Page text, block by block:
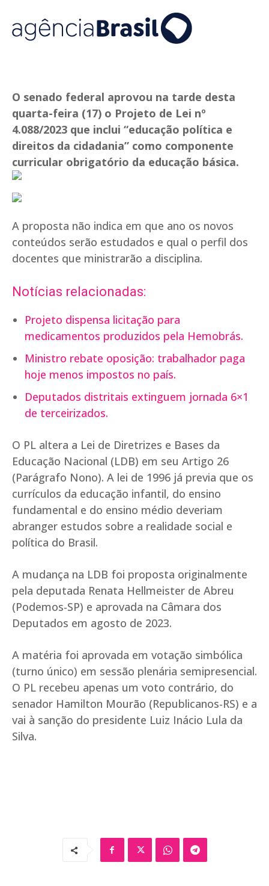
O senado federal aprovou na tarde desta
quarta-feira (17) o Projeto de Lei nº
4.088/2023 que inclui “educação política e
direitos da cidadania” como componente
curricular obrigatório da educação básica.
A proposta não indica em que ano os novos
conteúdos serão estudados e qual o perfil dos
docentes que ministrarão a disciplina.
Notícias relacionadas:
Projeto dispensa licitação para
medicamentos produzidos pela Hemobrás.
Ministro rebate oposição: trabalhador paga
hoje menos impostos no país.
Deputados distritais extinguem jornada 6×1
de terceirizados.
O PL altera a Lei de Diretrizes e Bases da
Educação Nacional (LDB) em seu Artigo 26
(Parágrafo Nono). A lei de 1996 já previa que os
currículos da educação infantil, do ensino
fundamental e do ensino médio deveriam
abranger estudos sobre a realidade social e
política do Brasil.
A mudança na LDB foi proposta originalmente
pela deputada Renata Hellmeister de Abreu
(Podemos-SP) e aprovada na Câmara dos
Deputados em agosto de 2023.
A matéria foi aprovada em votação simbólica
(turno único) em sessão plenária semipresencial.
O PL recebeu apenas um voto contrário, do
senador Hamilton Mourão (Republicanos-RS) e a
vai à sanção do presidente Luiz Inácio Lula da
Silva.